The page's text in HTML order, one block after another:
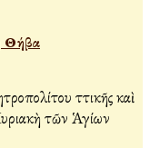
Θήβα